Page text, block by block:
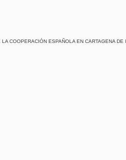
LA COOPERACIÓN ESPAÑOLA EN CARTAGENA